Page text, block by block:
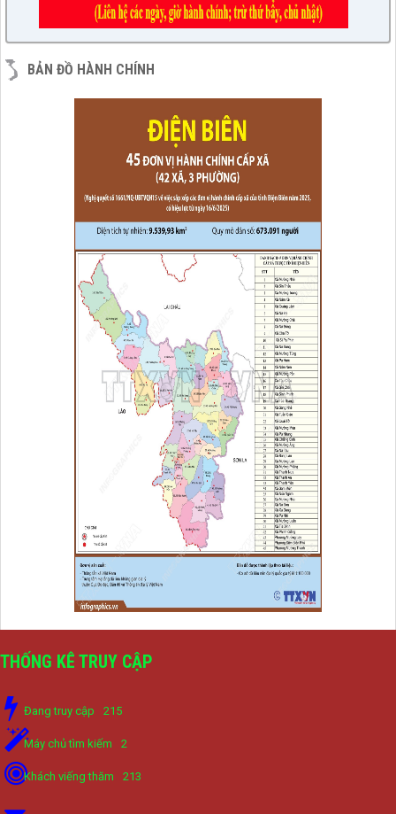
BẢN ĐỒ HÀNH CHÍNH
THỐNG KÊ TRUY CẬP
Đang truy cập 215
Máy chủ tìm kiếm 2
Khách viếng thăm 213